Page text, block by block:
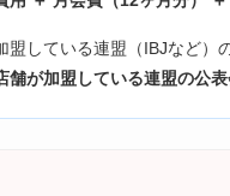
盟している連盟（IBJなど）
舗が加盟している連盟の公